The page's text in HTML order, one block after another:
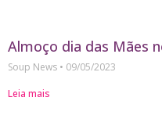
Almoço dia das Mães
Soup News
09/05/2023
Leia mais